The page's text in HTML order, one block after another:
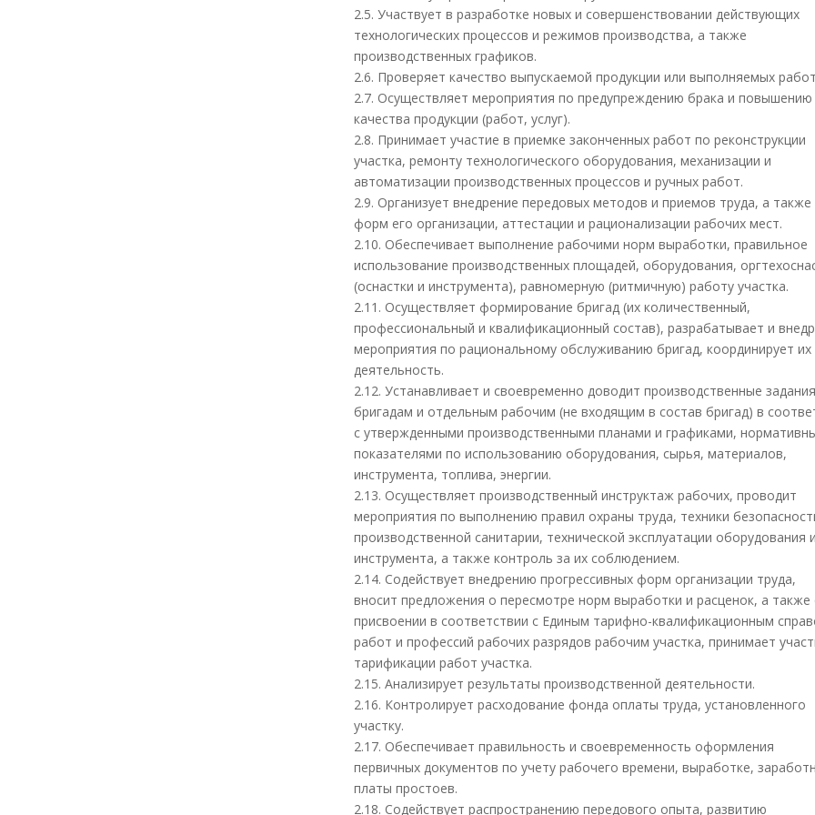
2.5. Участвует в разработке новых и совершенствовании действующих
технологических процессов и режимов производства, а также
производственных графиков.
2.6. Проверяет качество выпускаемой продукции или выполняемых
2.7. Осуществляет мероприятия по предупреждению брака и повышению
качества продукции (работ, услуг).
2.8. Принимает участие в приемке законченных работ по реконструкции
участка, ремонту технологического оборудования, механизации и
автоматизации производственных процессов и ручных работ.
2.9. Организует внедрение передовых методов и приемов труда, а также
форм его организации, аттестации и рационализации рабочих мест.
2.10. Обеспечивает выполнение рабочими норм выработки, правильное
использование производственных площадей, оборудования,
(оснастки и инструмента), равномерную (ритмичную) работу участка.
2.11. Осуществляет формирование бригад (их количественный,
профессиональный и квалификационный состав), разрабатывает и
мероприятия по рациональному обслуживанию бригад, координирует их
деятельность.
2.12. Устанавливает и своевременно доводит производственные задания
бригадам и отдельным рабочим (не входящим в состав бригад) в
с утвержденными производственными планами и графиками,
показателями по использованию оборудования, сырья, материалов,
инструмента, топлива, энергии.
2.13. Осуществляет производственный инструктаж рабочих, проводит
мероприятия по выполнению правил охраны труда, техники
производственной санитарии, технической эксплуатации оборудования и
инструмента, а также контроль за их соблюдением.
2.14. Содействует внедрению прогрессивных форм организации труда,
вносит предложения о пересмотре норм выработки и расценок, а также
присвоении в соответствии с Единым тарифно-квалификационным
работ и профессий рабочих разрядов рабочим участка, принимает
тарификации работ участка.
2.15. Анализирует результаты производственной деятельности.
2.16. Контролирует расходование фонда оплаты труда, установленного
участку.
2.17. Обеспечивает правильность и своевременность оформления
первичных документов по учету рабочего времени, выработке,
платы простоев.
2.18. Содействует распространению передового опыта, развитию